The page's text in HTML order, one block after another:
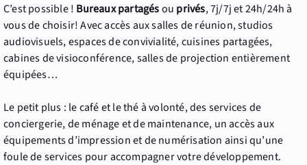
C’est possible ! Bureaux partagésou privés, 7j/7j et 24h/24h à
vous de choisir! Avec accès aux salles de réunion, studios
audiovisuels, espaces de convivialité, cuisines partagées,
cabines de visioconférence, salles de projection entièrement
équipées…
Le petit plus : le café et le thé à volonté, des services de
conciergerie, de ménage et de maintenance, un accès aux
équipements d’impression et de numérisation ainsi qu’une
foule de services pour accompagner votre développement.